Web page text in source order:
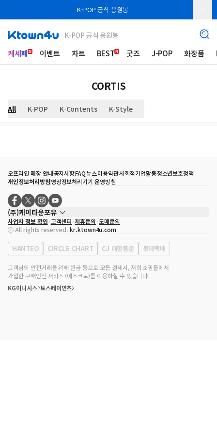
K-POP 공식 응원봉
K-POP 공식 응원봉
케세페 이벤트 차트 BEST 굿즈 J-POP 화장품
CORTIS
All K-POP K-Contents K-Style
오프라인 매장 안내공지사항FAQ뉴스이용약관사회적기업활동청소년보호정책
개인정보처리방침영상정보처리기기 운영방침
(주)케이타운포유
대표자
송효민
사업자등록번호
120-87-71116
통신판매업 신고번호 제2011-서울강남-02223
대표전화
02-552-9855
사업자 정보 확인 고객센터 제휴문의 도매문의
ⓒ All rights reserved. kr.ktown4u.com
HANTEO CIRCLE CHART CJ 대한통운 롯데택배
고객님의 안전거래를 위해 현금 등으로 모든 결제시, 저희 쇼핑몰에서
가입한 구매안전 서비스 (에스크로)를 이용하실 수 있습니다.
KG이니시스 토스페이먼츠